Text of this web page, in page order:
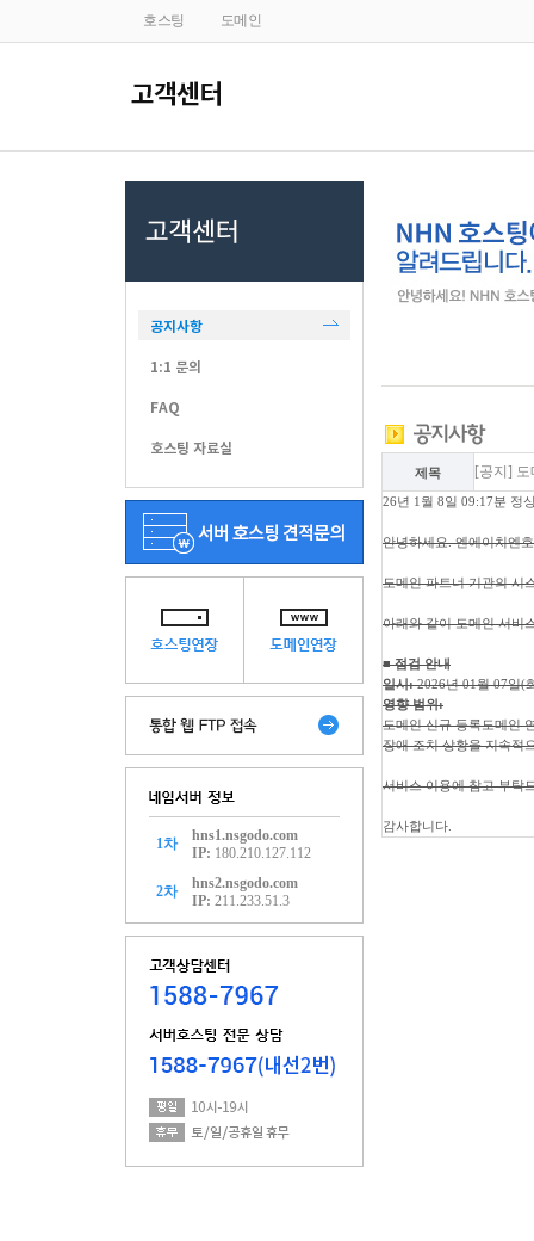
호스팅 도메인
공지사항
1:1 문의
FAQ
호스팅 자료실
1차
hns1.nsgodo.com
IP: 180.210.127.112
2차
hns2.nsgodo.com
IP: 211.233.51.3
제목 [공지]
26년 1월 8일 09:17분 정
안녕하세요. 엔에이치엔
도메인 파트너 기관의 시
아래와 같이 도메인 서비
■ 점검 안내
일시:2026년 01월 07일(
영향 범위:
도메인 신규 등록도메인
장애 조치 상황을 지속적
서비스 이용에 참고 부탁
감사합니다.